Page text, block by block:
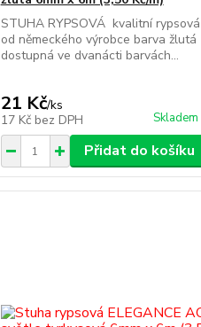
STUHA RYPSOVÁ kvalitní
od německého výrobce barva žlutá
dostupná ve dvanácti barvách...
21 Kč/ks
17 Kč bez DPH
Přidat do košíku